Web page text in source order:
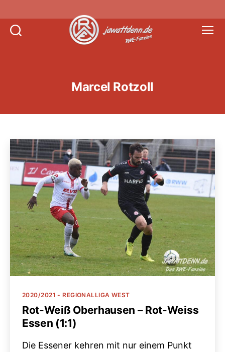
Marcel Rotzoll
Kategorien
2020/2021 - REGIONALLIGA WEST
Rot-Weiß Oberhausen – Rot-Weiss
Essen (1:1)
Die Essener kehren mit nur einem Punkt